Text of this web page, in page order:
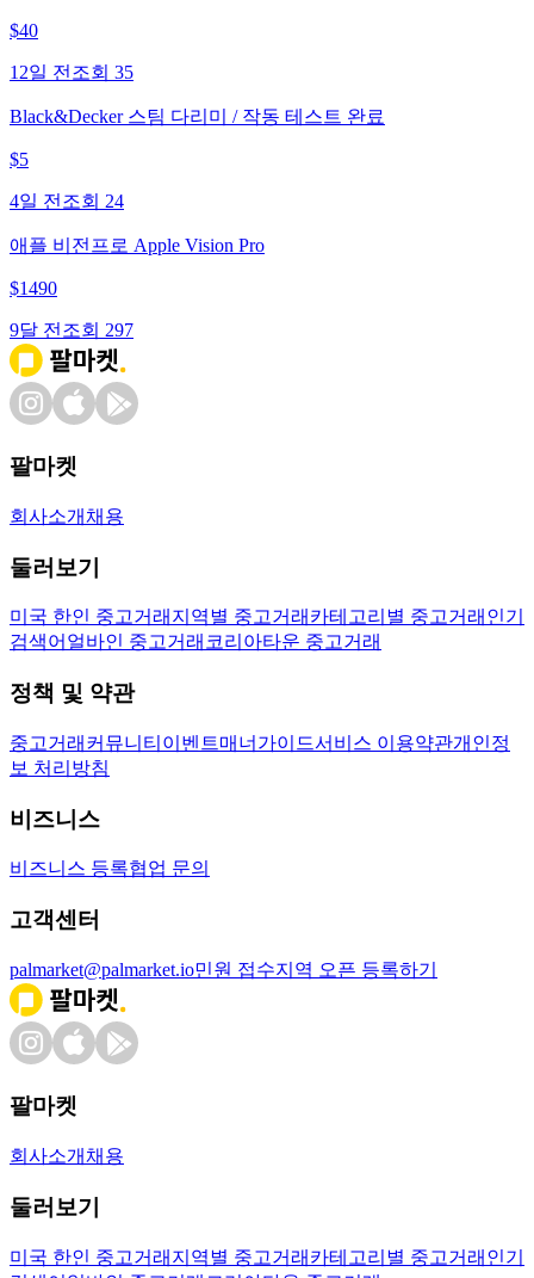
$40
12일 전 조회 35
Black&Decker 스팀 다리미 / 작동 테스트 완료
$5
4일 전 조회 24
애플 비전프로 Apple Vision Pro
$1490
9달 전 조회 297
팔마켓
회사소개 채용
둘러보기
미국 한인 중고거래 지역별 중고거래 카테고리별 중고거래 인기
검색어 얼바인 중고거래 코리아타운 중고거래
정책 및 약관
중고거래 커뮤니티 이벤트매너가이드서비스 이용약관개인정
보 처리방침
비즈니스
비즈니스 등록협업 문의
고객센터
palmarket@palmarket.io민원 접수지역 오픈 등록하기
팔마켓
회사소개 채용
둘러보기
미국 한인 중고거래 지역별 중고거래 카테고리별 중고거래 인기